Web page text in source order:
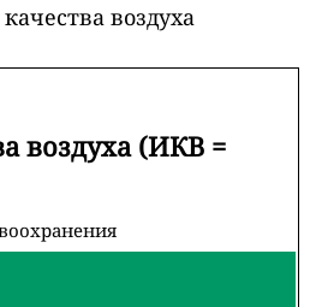
воздуха
воздуха (ИКВ =